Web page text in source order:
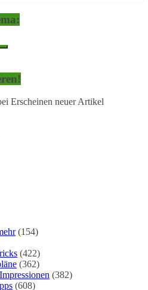
Erscheinen neuer Artikel
(154)
(422)
(362)
(382)
(608)